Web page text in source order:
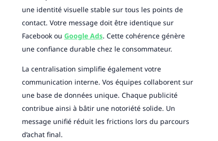
une identité visuelle stable sur tous les points de
contact. Votre message doit être identique sur
Facebook ou Google Ads. Cette cohérence génère
une confiance durable chez le consommateur.
La centralisation simplifie également votre
communication interne. Vos équipes collaborent sur
une base de données unique. Chaque publicité
contribue ainsi à bâtir une notoriété solide. Un
message unifié réduit les frictions lors du parcours
d’achat final.